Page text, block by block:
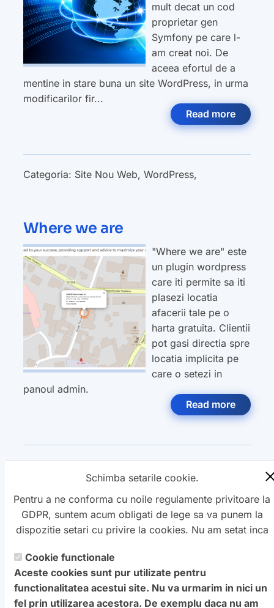
mult decat un cod
proprietar gen
Symfony pe care l-
am creat noi. De
aceea efortul de a
mentine in stare buna un site WordPress, in urma
modificarilor fir...
Read more
Categoria: Site Nou Web, WordPress,
Where we are
"Where we are" este
un plugin wordpress
care iti permite sa iti
plasezi locatia
afacerii tale pe o
harta gratuita. Clientii
pot gasi directia spre
locatia implicita pe
care o setezi in
panoul admin.
Read more
Categoria:WordPress,
Copyright ©Petro&
profesionale de creareWebNou. Hai la noi !
Textele si imaginile prezente pe acest site au fost furnizate de
Schimba setarile cookie.
Pentru a ne conforma cu noile regulamente privitoare la
GDPR, suntem acum obligati de lege sa va punem la
dispozitie setari cu privire la cookies. Nu am setat inca
schimbati aceste setari mai tarziu, va punem la
dispozitie un buton in coltul de jos al paginii. In orice
caz, va aducem la cunostiinta ca unele cookie sunt intr-
Cookie functionale
Aceste cookies sunt pur utilizate pentru
functionalitatea acestui site. Nu va urmarim in nici un
fel prin utilizarea acestora. De exemplu daca nu am